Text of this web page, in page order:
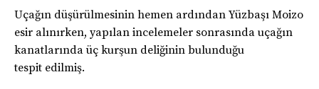
Uçağın düşürülmesinin hemen ardından Yüzbaşı Moizo
esir alınırken, yapılan incelemeler sonrasında uçağın
kanatlarında üç kurşun deliğinin bulunduğu
tespit edilmiş.